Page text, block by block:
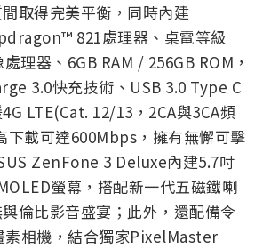
取得完美平衡，同時內建
821處理器、桌電等級
理器、6GB RAM / 256GB ROM，
3.0快充技術、USB 3.0 Type C
LTE(Cat. 12/13，2CA與3CA頻
下載可達600Mbps，擁有無懈可擊
ZenFone 3 Deluxe內建5.7吋
螢幕，搭配新一代五磁鐵喇
倫比影音盛宴；此外，還配備令
素相機，結合獨家PixelMaster